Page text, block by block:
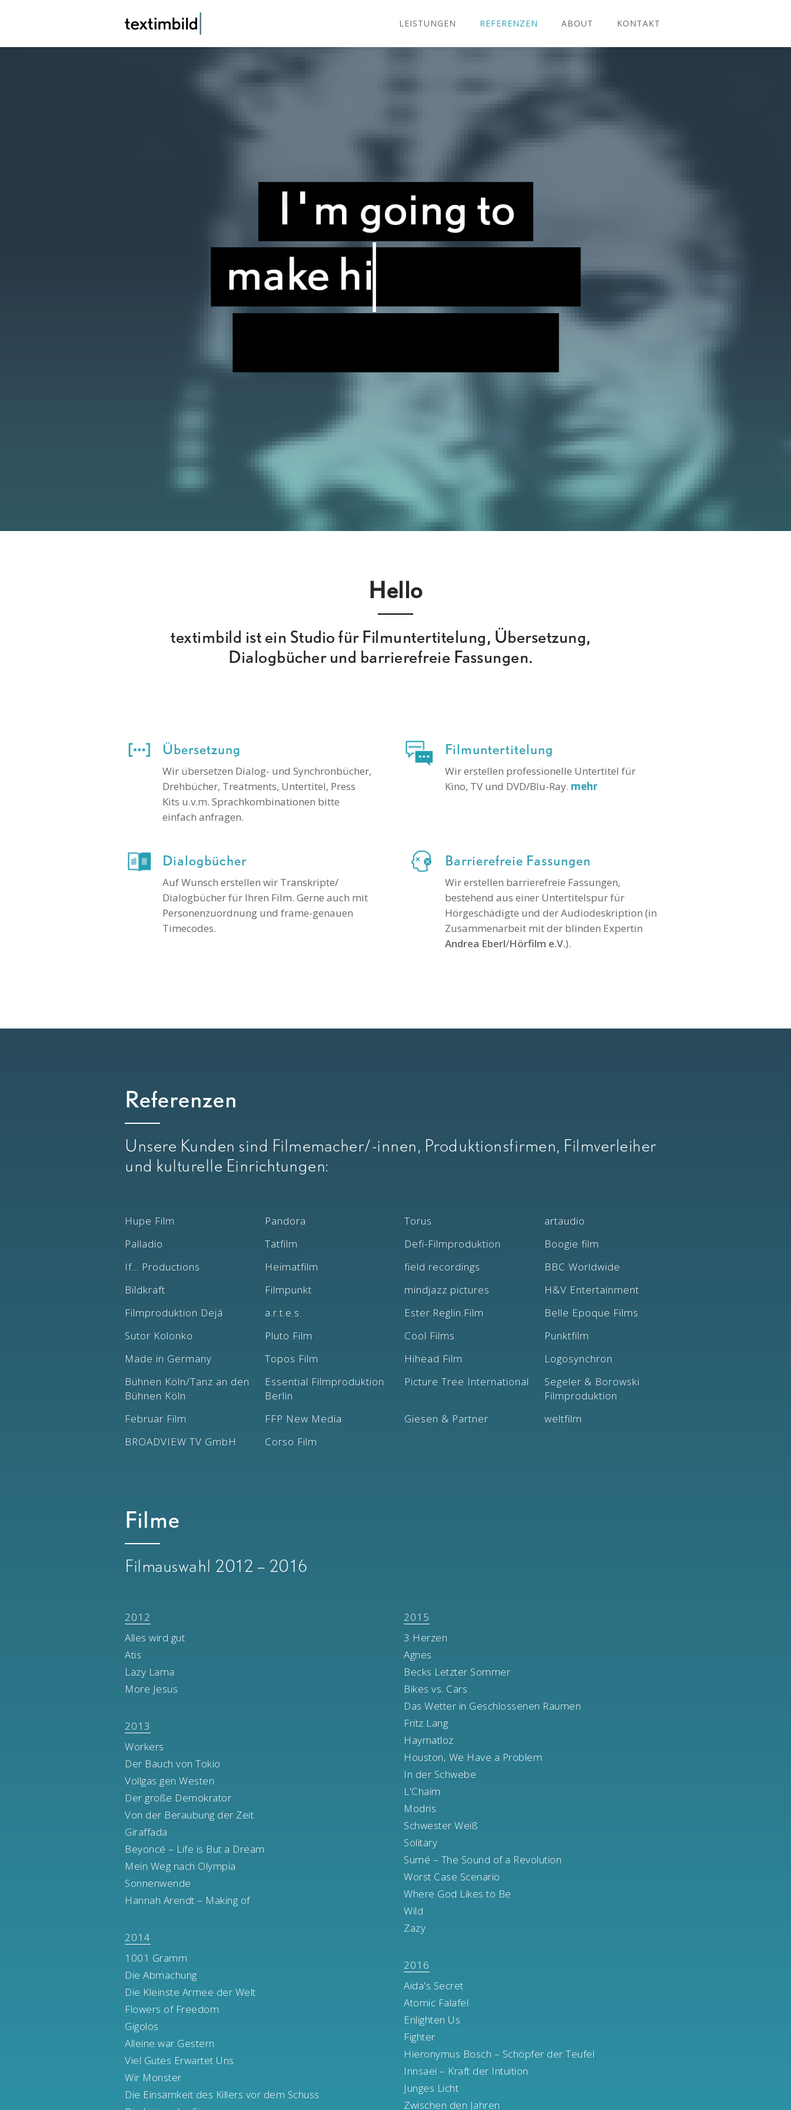
LEISTUNGEN REFERENZEN ABOUT KONTAKT
Hello
textimbild ist ein Studio für Filmuntertitelung, Übersetzung,
Dialogbücher und barrierefreie Fassungen.
Übersetzung
Wir übersetzen Dialog- und Synchronbücher,
Drehbücher, Treatments, Untertitel, Press
Kits u.v.m. Sprachkombinationen bitte
einfach anfragen.
Filmuntertitelung
Wir erstellen professionelle Untertitel für
Kino, TV und DVD/Blu-Ray. mehr
Dialogbücher
Auf Wunsch erstellen wir Transkripte/
Dialogbücher für Ihren Film. Gerne auch mit
Personenzuordnung und frame-genauen
Timecodes.
Barrierefreie Fassungen
Wir erstellen barrierefreie Fassungen,
bestehend aus einer Untertitelspur für
Hörgeschädigte und der Audiodeskription (in
Zusammenarbeit mit der blinden Expertin
Andrea Eberl/Hörfilm e.V.).
Referenzen
Unsere Kunden sind Filmemacher/-innen, Produktionsfirmen, Filmverleiher
und kulturelle Einrichtungen:
Hupe Film Pandora Torus
artaudio
Palladio
Tatfilm Defi-Filmproduktion
Boogie film
If... Productions
Heimatfilm field recordings
BBC Worldwide
Bildkraft
Filmpunkt mindjazz pictures
H&V Entertainment
Filmproduktion Dejá
a.r.t.e.s. Ester.Reglin.Film
Belle Epoque Films
Sutor Kolonko
Pluto Film Cool Films
Punktfilm
Made in Germany
Topos Film Hihead Film
Logosynchron
Bühnen Köln/Tanz an den
Bühnen Köln
Essential Filmproduktion
Berlin
Picture Tree International
Segeler & Borowski
Filmproduktion
Februar Film
FFP New Media Giesen & Partner
weltfilm
BROADVIEW TV GmbH
Corso Film
Filme
Filmauswahl 2012 – 2016
2012
Alles wird gut
Atis
Lazy Lama
More Jesus
2013
Workers
Der Bauch von Tokio
Vollgas gen Westen
Der große Demokrator
Von der Beraubung der Zeit
Giraffada
Beyoncé – Life is But a Dream
Mein Weg nach Olympia
Sonnenwende
Hannah Arendt – Making of
2014
1001 Gramm
Die Abmachung
Die Kleinste Armee der Welt
Flowers of Freedom
Gigolos
Alleine war Gestern
Viel Gutes Erwartet Uns
Wir Monster
Die Einsamkeit des Killers vor dem Schuss
2015
3 Herzen
Agnes
Becks Letzter Sommer
Bikes vs. Cars
Das Wetter in Geschlossenen Räumen
Fritz Lang
Haymatloz
Houston, We Have a Problem
In der Schwebe
L'Chaim
Modris
Schwester Weiß
Solitary
Sumé – The Sound of a Revolution
Worst Case Scenario
Where God Likes to Be
Wild
Zazy
2016
Aida's Secret
Atomic Falafel
Enlighten Us
Fighter
Hieronymus Bosch – Schöpfer der Teufel
Innsaei – Kraft der Intuition
Junges Licht
Zwischen den Jahren